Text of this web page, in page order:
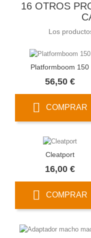
16 OTROS
Los
Platformboom 150
56,50 €
COMPRAR
Cleatport
16,00 €
COMPRAR